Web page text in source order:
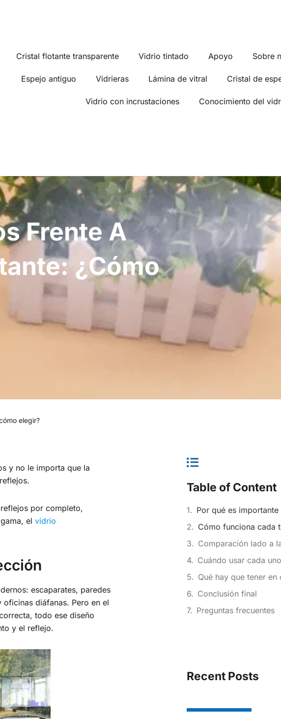
Cristal flotante transparente Vidrio tintado Apoyo Sobre
Espejo antiguo Vidrieras Lámina de vitral Cristal de
Vidrio con incrustaciones Conocimiento del
Frente A
¿cómo
elegir?
y no le importa que la
por completo,
el vidrio
escaparates, paredes
diáfanas. Pero en el
todo ese diseño
y el reflejo.
Table of Content
Por qué es
Cómo funciona cada
Comparación lado a
Cuándo usar cada uno
Qué hay que tener
Conclusión final
Preguntas frecuentes
Recent Posts